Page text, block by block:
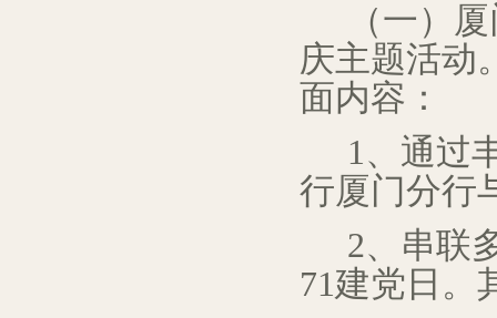
（一）
庆主题活动
面内容：
1、通过
行厦门分行
2、串联
71建党日。